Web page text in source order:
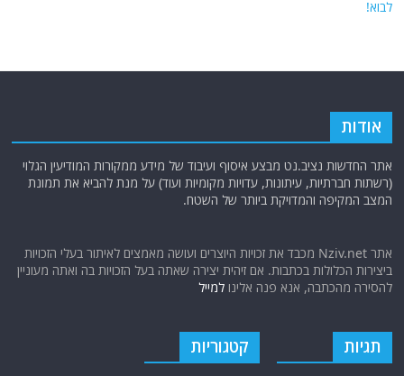
לבוא!
אודות
אתר החדשות נציב.נט מבצע איסוף ועיבוד של מידע ממקורות המודיעין הגלוי
(רשתות חברתיות, עיתונות, עדויות מקומיות ועוד) על מנת להביא את תמונת
המצב המקיפה והמדויקת ביותר של השטח.
אתר Nziv.net מכבד את זכויות היוצרים ועושה מאמצים לאיתור בעלי הזכויות
ביצירות הכלולות בכתבות. אם זיהית יצירה שאתה בעל הזכויות בה ואתה מעוניין
להסירה מהכתבה, אנא פנה אלינולמייל
תגיות קטגוריות